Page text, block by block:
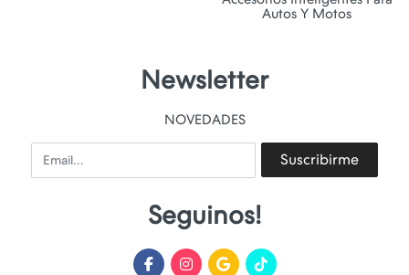
Autos Y Motos
Newsletter
NOVEDADES
Email Suscribirme
Seguinos!